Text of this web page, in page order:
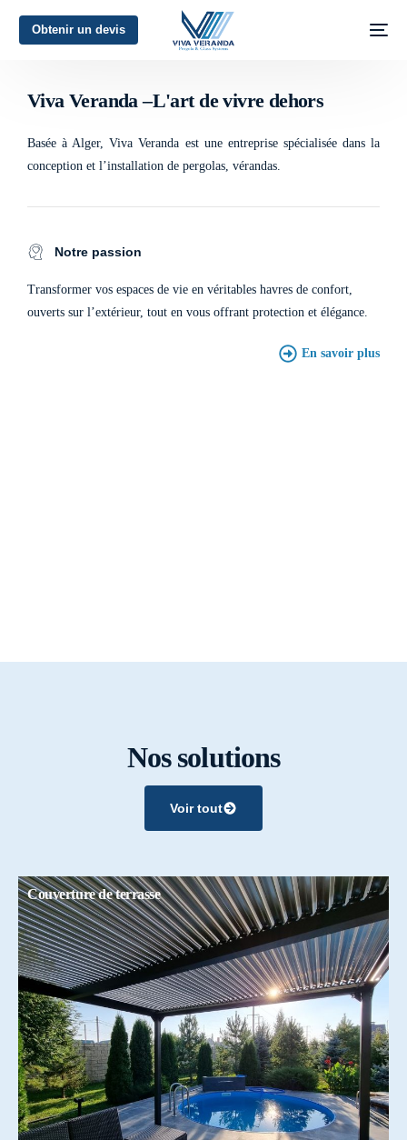
Obtenir un devis
L'art de vivre dehors
Viva Veranda –L'art de vivre dehors
Basée à Alger, Viva Veranda est une entreprise spécialisée dans la
conception et l’installation de pergolas, vérandas.
Notre passion
Transformer vos espaces de vie en véritables havres de confort,
ouverts sur l’extérieur, tout en vous offrant protection et élégance.
En savoir plus
Nos solutions
Voir tout
Couverture de terrasse